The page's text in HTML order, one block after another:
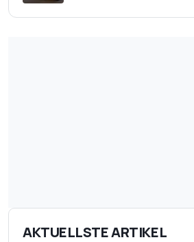
AKTUELLSTE ARTIKEL